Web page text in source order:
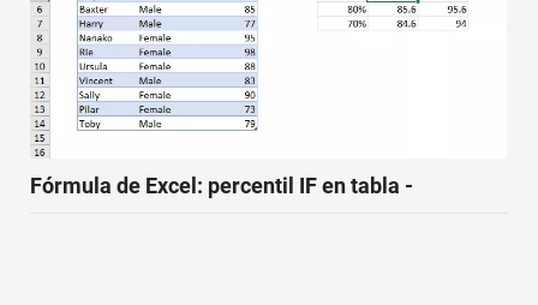
Fórmula de Excel: percentil IF en tabla -